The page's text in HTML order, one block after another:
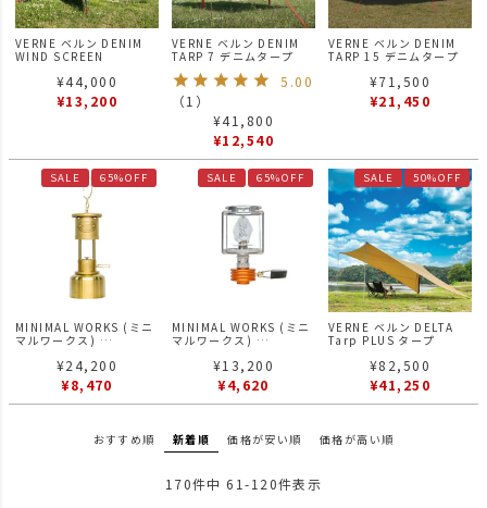
VERNE ベルン DENIM
WIND SCREEN
¥44,000
¥13,200
VERNE ベルン DENIM
TARP 7 デニムタープ
5.00
（1 ）
¥41,800
¥12,540
VERNE ベルン DENIM
TARP 15 デニムタープ
¥71,500
¥21,450
SALE 65%OFF
MINIMAL WORKS (ミニ
マルワークス)
ットランタン
¥24,200
¥8,470
SALE 65%OFF
MINIMAL WORKS (ミニ
マルワークス)
ティランタン
¥13,200
¥4,620
SALE 50%OFF
VERNE ベルン DELTA
Tarp PLUS タープ
¥82,500
¥41,250
おすすめ順 新着順 価格が安い順 価格が高い順
170件中 61-120件表示